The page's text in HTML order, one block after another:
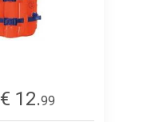
€ 12.99